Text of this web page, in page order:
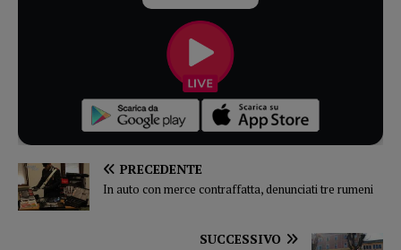
PRECEDENTE
In auto con merce contraffatta, denunciati tre rumeni
SUCCESSIVO